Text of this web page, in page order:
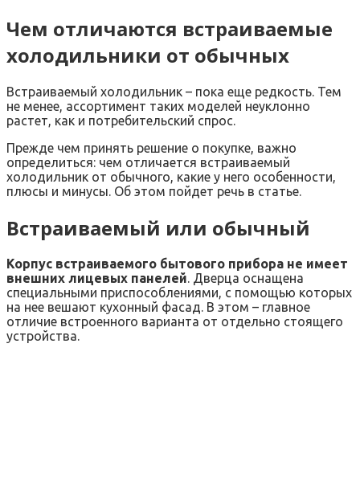
Чем отличаются встраиваемые
холодильники от обычных
Встраиваемый холодильник – пока еще редкость. Тем
не менее, ассортимент таких моделей неуклонно
растет, как и потребительский спрос.
Прежде чем принять решение о покупке, важно
определиться: чем отличается встраиваемый
холодильник от обычного, какие у него особенности,
плюсы и минусы. Об этом пойдет речь в статье.
Встраиваемый или обычный
Корпус встраиваемого бытового прибора не имеет
внешних лицевых панелей. Дверца оснащена
специальными приспособлениями, с помощью которых
на нее вешают кухонный фасад. В этом – главное
отличие встроенного варианта от отдельно стоящего
устройства.